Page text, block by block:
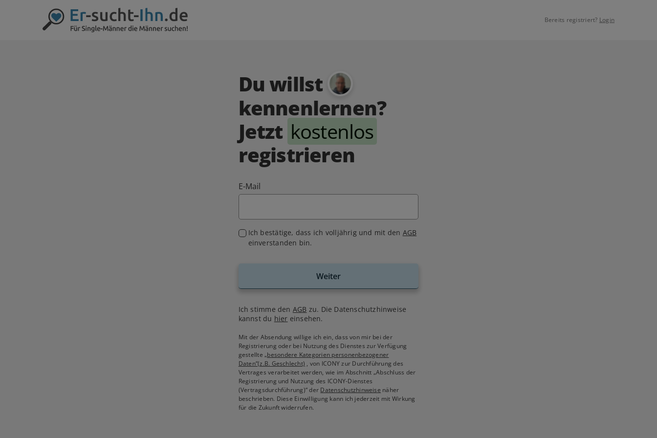
Bereits registriert? Login
Du willst
kennenlernen?
Jetzt kostenlos
registrieren
E-Mail
Ich bestätige, dass ich volljährig und mit den AGB
einverstanden bin.
Weiter
Ich stimme den AGB zu. Die Datenschutzhinweise
kannst du hier einsehen.
Mit der Absendung willige ich ein, dass von mir bei der
Registrierung oder bei Nutzung des Dienstes zur Verfügung
gestellte„besondere Kategorien personenbezogener
Daten“(z.B. Geschlecht) , von ICONY zur Durchführung des
Vertrages verarbeitet werden, wie im Abschnitt „Abschluss der
Registrierung und Nutzung des ICONY-Dienstes
(Vertragsdurchführung)“ der Datenschutzhinweise näher
beschrieben. Diese Einwilligung kann ich jederzeit mit Wirkung
für die Zukunft widerrufen.